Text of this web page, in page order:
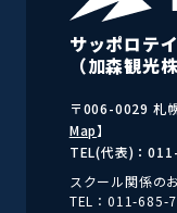
サッポロテ
（加森観光
〒006-0029 札
Map】
TEL(代表)：
スクール関係の
TEL：011-685-